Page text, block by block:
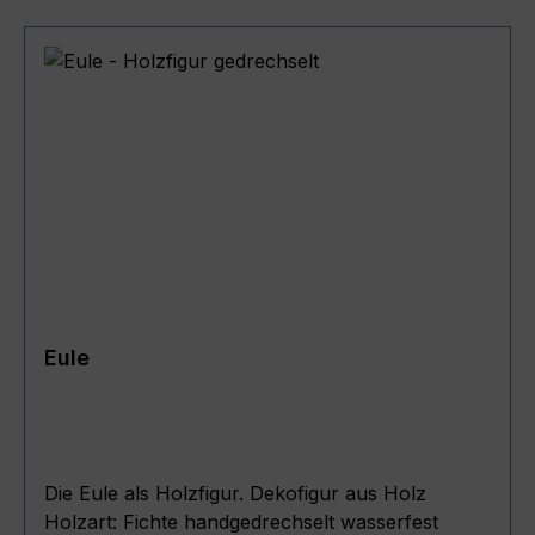
Eule
Die Eule als Holzfigur. Dekofigur aus Holz
Holzart: Fichte handgedrechselt wasserfest